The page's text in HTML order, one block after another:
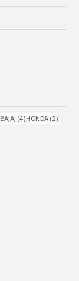
7 posts
BAJAJ (4)4 posts
HONDA (2)